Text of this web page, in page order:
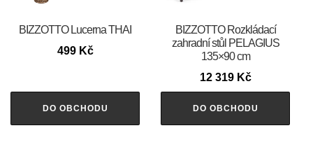
BIZZOTTO Lucerna THAI
499 Kč
DO OBCHODU
BIZZOTTO Rozkládací
zahradní stůl PELAGIUS
135×90 cm
12 319 Kč
DO OBCHODU